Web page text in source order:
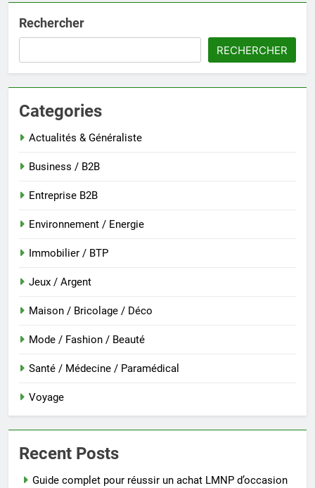
Rechercher
RECHERCHER
Categories
Actualités & Généraliste
Business / B2B
Entreprise B2B
Environnement / Energie
Immobilier / BTP
Jeux / Argent
Maison / Bricolage / Déco
Mode / Fashion / Beauté
Santé / Médecine / Paramédical
Voyage
Recent Posts
Guide complet pour réussir un achat LMNP d’occasion